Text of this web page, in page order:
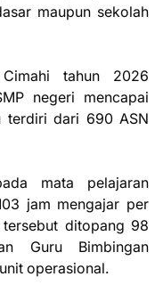
maupun sekolah
tahun 2026
negeri mencapai
terdiri dari 690 ASN
mata pelajaran
jam mengajar per
ditopang 98
Guru Bimbingan
operasional.